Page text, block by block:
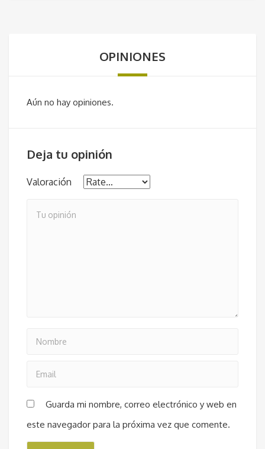
OPINIONES
Aún no hay opiniones.
Deja tu opinión
Valoración
Guarda mi nombre, correo electrónico y web en
este navegador para la próxima vez que comente.